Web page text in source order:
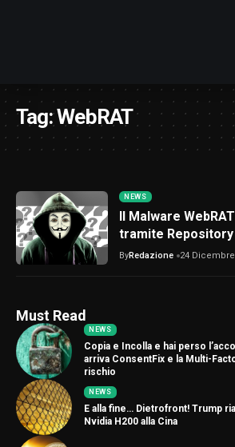
Tag:WebRAT
NEWS
Il Malware
tramite Repository
ByRedazione 24
Must Read
NEWS
Copia e Incolla e hai perso
arriva ConsentFix e la Multi-
rischio
NEWS
E alla fine… Dietrofront! Trump
Nvidia H200 alla Cina